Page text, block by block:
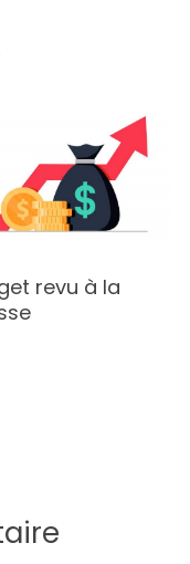
revu à la